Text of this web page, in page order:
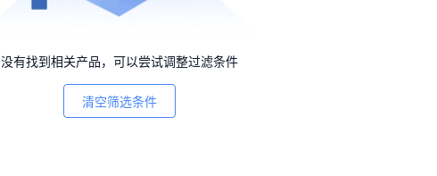
没有找到相关产品，可以尝试调整过滤条件
清空筛选条件